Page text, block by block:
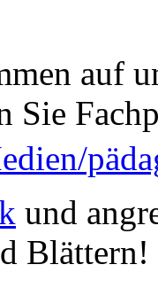
auf
Sie
und
Blättern!